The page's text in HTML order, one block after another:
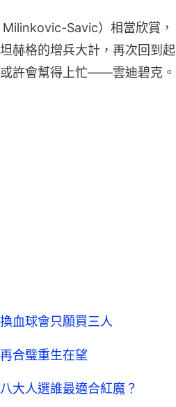
Savic）相當欣賞，
赫格的增兵大計，再次回到起
許會幫得上忙——雲迪碧克。
血球會只願買三人
合璧重生在望
大人選誰最適合紅魔？